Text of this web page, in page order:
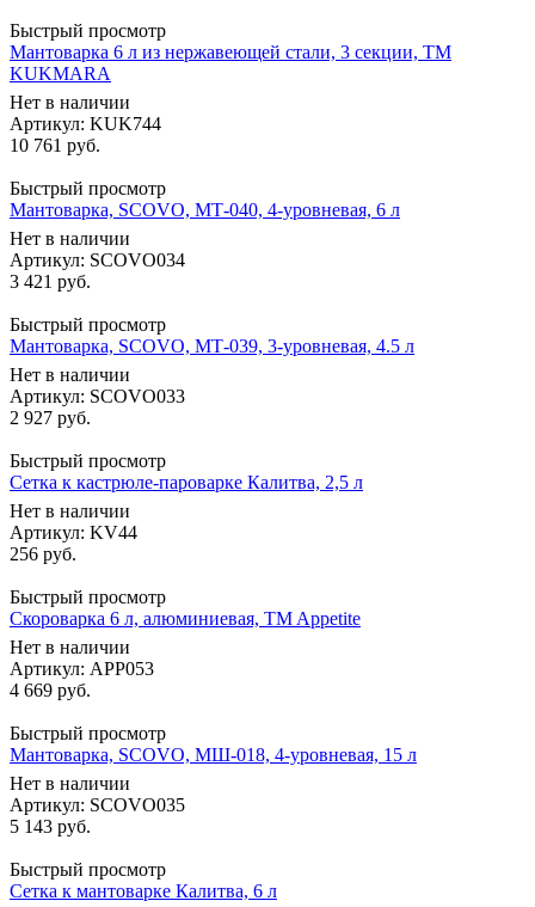
Быстрый просмотр
Мантоварка 6 л из нержавеющей стали, 3 секции, ТМ
KUKMARA
Нет в наличии
Артикул: KUK744
10 761 руб.
Быстрый просмотр
Мантоварка, SCOVO, МТ-040, 4-уровневая, 6 л
Нет в наличии
Артикул: SCOVO034
3 421 руб.
Быстрый просмотр
Мантоварка, SCOVO, МТ-039, 3-уровневая, 4.5 л
Нет в наличии
Артикул: SCOVO033
2 927 руб.
Быстрый просмотр
Сетка к кастрюле-пароварке Калитва, 2,5 л
Нет в наличии
Артикул: KV44
256 руб.
Быстрый просмотр
Скороварка 6 л, алюминиевая, TM Appetite
Нет в наличии
Артикул: APP053
4 669 руб.
Быстрый просмотр
Мантоварка, SCOVO, МШ-018, 4-уровневая, 15 л
Нет в наличии
Артикул: SCOVO035
5 143 руб.
Быстрый просмотр
Сетка к мантоварке Калитва, 6 л